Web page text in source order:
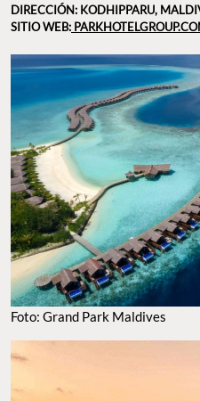
DIRECCIÓN: KODHIPPARU,
SITIO WEB:
Foto: Grand Park Maldives